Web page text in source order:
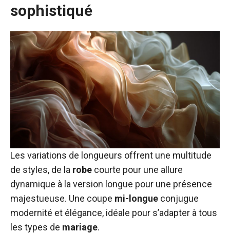
sophistiqué
Les variations de longueurs offrent une multitude
de styles, de la robe courte pour une allure
dynamique à la version longue pour une présence
majestueuse. Une coupe mi-longue conjugue
modernité et élégance, idéale pour s’adapter à tous
les types de mariage.